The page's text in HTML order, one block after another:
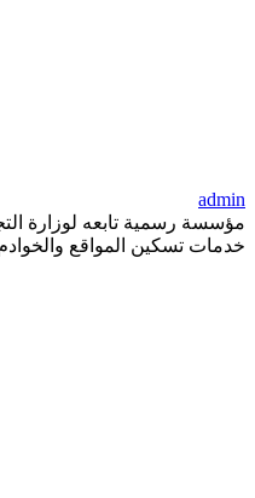
admin
خدمات تسكين المواقع